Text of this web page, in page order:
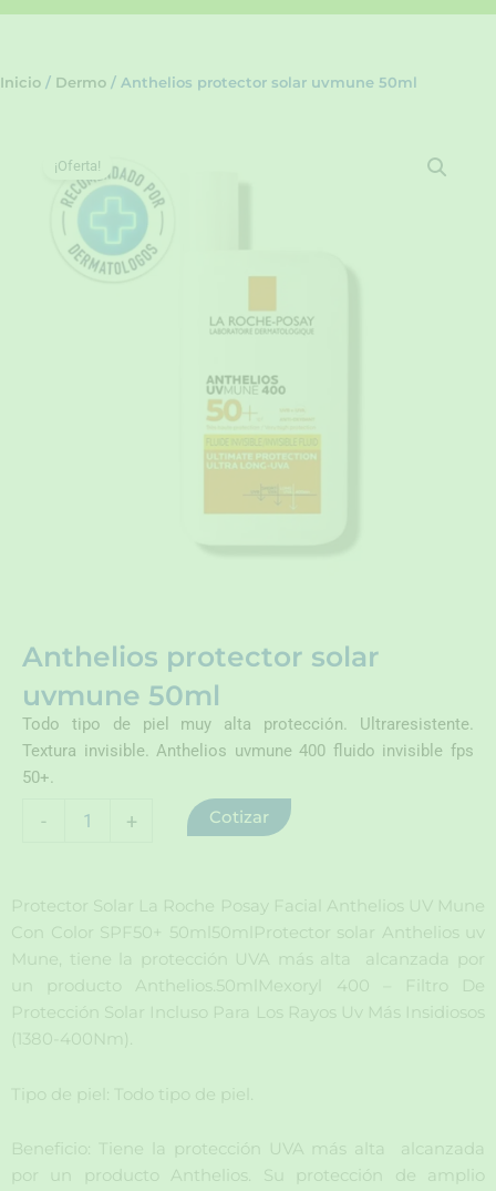
Inicio / Dermo / Anthelios protector solar uvmune 50ml
¡Oferta!
Anthelios protector solar
uvmune 50ml
Todo tipo de piel muy alta protección. Ultraresistente.
Textura invisible. Anthelios uvmune 400 fluido invisible fps
50+.
- + Cotizar
Protector Solar La Roche Posay Facial Anthelios UV Mune
Con Color SPF50+ 50ml50mlProtector solar Anthelios uv
Mune, tiene la protección UVA más alta alcanzada por
un producto Anthelios.50mlMexoryl 400 – Filtro De
Protección Solar Incluso Para Los Rayos Uv Más Insidiosos
(1380-400Nm).
Tipo de piel: Todo tipo de piel.
Beneficio: Tiene la protección UVA más alta alcanzada
por un producto Anthelios. Su protección de amplio